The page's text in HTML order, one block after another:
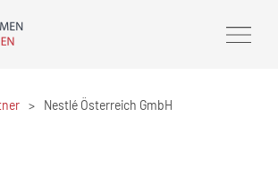
> Nestlé Österreich GmbH